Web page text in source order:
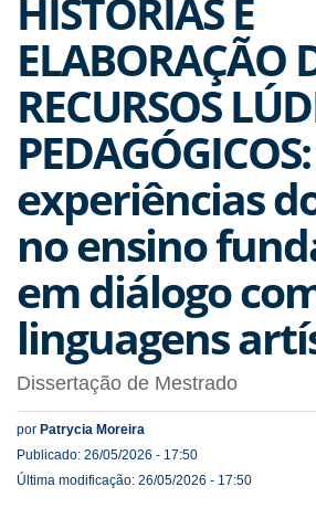
HISTÓRIAS E
ELABORAÇÃO
RECURSOS
PEDAGÓGICOS:
experiências
no ensino
em diálogo
linguagens
Dissertação de Mestrado
por Patrycia Moreira
Publicado: 26/05/2026 - 17:50
Última modificação: 26/05/2026 - 17:50